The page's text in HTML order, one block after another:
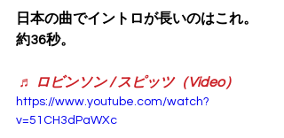
日本の曲でイントロが長いのはこれ。
約36秒。
♬ ロビンソン / スピッツ（Video）
https://www.youtube.com/watch?
v=51CH3dPaWXc